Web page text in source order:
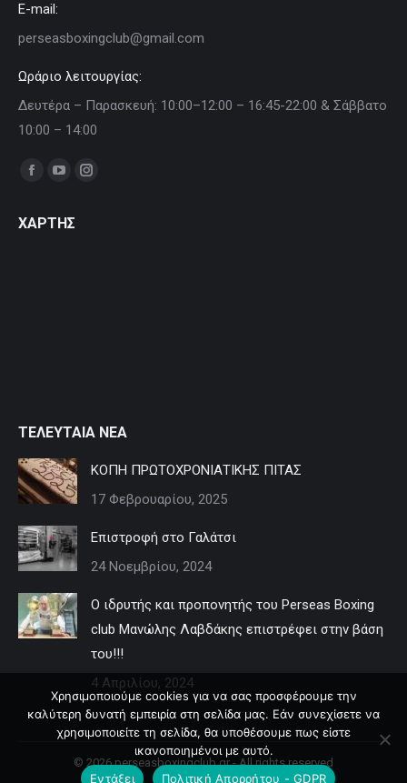
E-mail:
perseasboxingclub@gmail.com
Ωράριο λειτουργίας:
Δευτέρα – Παρασκευή: 10:00–12:00 – 16:45-22:00 & Σάββατο
10:00 – 14:00
Find us on:
Facebook
opens
YouTube
opens
Instagram
ΧΑΡΤΗΣ
ΤΕΛΕΥΤΑΙΑ ΝΕΑ
ΚΟΠΗ ΠΡΩΤΟΧΡΟΝΙΑΤΙΚΗΣ ΠΙΤΑΣ
17 Φεβρουαρίου, 2025
Επιστροφή στο Γαλάτσι
24 Νοεμβρίου, 2024
Ο ιδρυτής και προπονητής του Perseas Boxing
club Μανώλης Λαβδάκης επιστρέφει στην βάση
του!!!
4 Απριλίου, 2024
© 2026 perseasboxingclub.gr - All rights reserved
Χρησιμοποιούμε cookies για να σας προσφέρουμε την
καλύτερη δυνατή εμπειρία στη σελίδα μας. Εάν συνεχίσετε να
χρησιμοποιείτε τη σελίδα, θα υποθέσουμε πως είστε
ικανοποιημένοι με αυτό.
Εντάξει
Πολιτική Απορρήτου - GDPR